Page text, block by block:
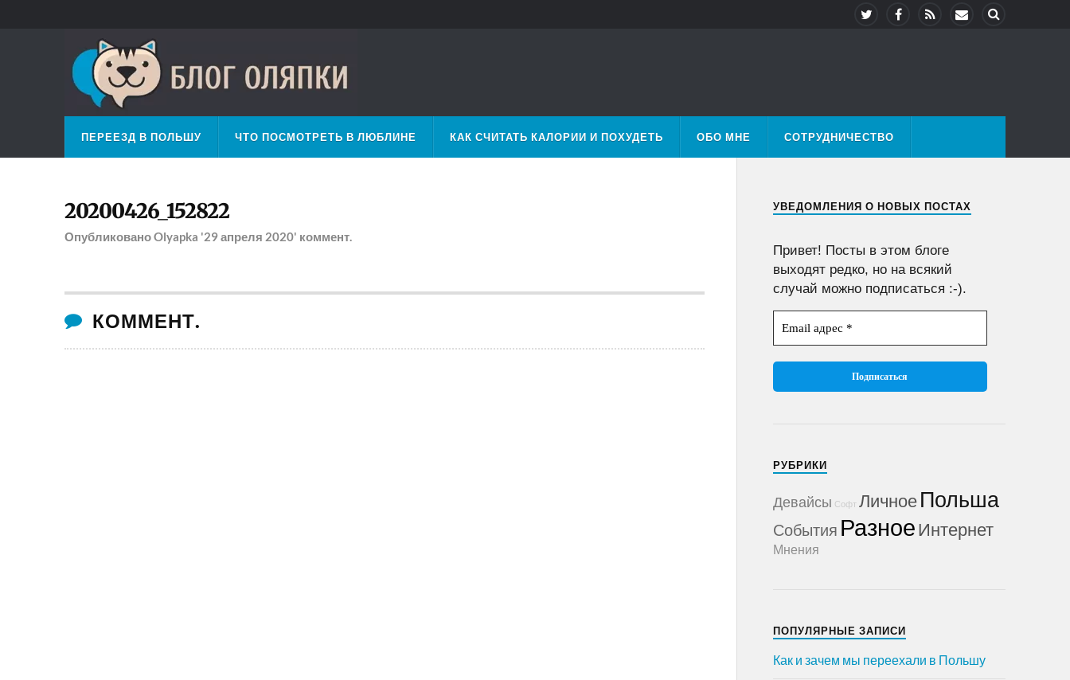
ПЕРЕЕЗД В ПОЛЬШУ ЧТО ПОСМОТРЕТЬ В ЛЮБЛИНЕ КАК СЧИТАТЬ КАЛОРИИ И ПОХУДЕТЬ ОБО МНЕ СОТРУДНИЧЕСТВО
20200426_152822
ОпубликованоOlyapka '29 апреля 2020' коммент.
КОММЕНТ.
УВЕДОМЛЕНИЯ О НОВЫХ ПОСТАХ
Привет! Посты в этом блоге
выходят редко, но на всякий
случай можно подписаться :-).
РУБРИКИ
Девайсы Софт ЛичноеПольша
События РазноеИнтернет
Мнения
ПОПУЛЯРНЫЕ ЗАПИСИ
Как и зачем мы переехали в Польшу